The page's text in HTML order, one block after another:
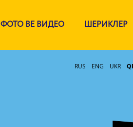
ФОТО ВЕ ВИДЕО ШЕРИКЛЕР
RUS ENG UKR